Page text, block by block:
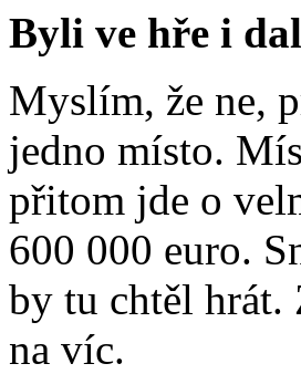
Byli ve hře i
Myslím, že ne,
jedno místo.
přitom jde o
600 000 euro.
by tu chtěl hrát.
na víc.